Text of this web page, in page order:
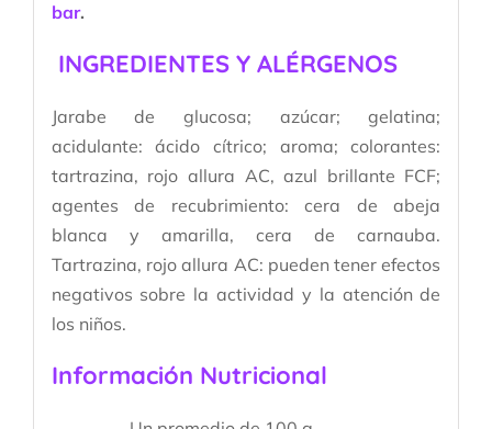
bar.
INGREDIENTES Y ALÉRGENOS
Jarabe de glucosa; azúcar; gelatina;
acidulante: ácido cítrico; aroma; colorantes:
tartrazina, rojo allura AC, azul brillante FCF;
agentes de recubrimiento: cera de abeja
blanca y amarilla, cera de carnauba.
Tartrazina, rojo allura AC: pueden tener efectos
negativos sobre la actividad y la atención de
los niños.
Información Nutricional